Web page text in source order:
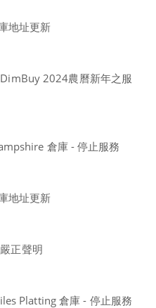
地址更新
2024農曆新年之服
倉庫 - 停止服務
地址更新
正聲明
Platting 倉庫 - 停止服務